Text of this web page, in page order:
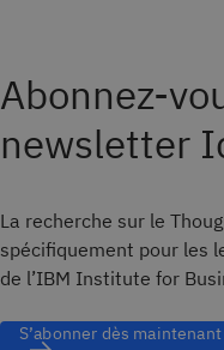
Abonnez-
newsletter
La recherche sur le
spécifiquement pour les
de l’IBM Institute for
S’abonner dès maintenant